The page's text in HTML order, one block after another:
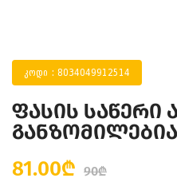
კოდი : 8034049912514
ფასის საწერი
81.00₾ 90₾